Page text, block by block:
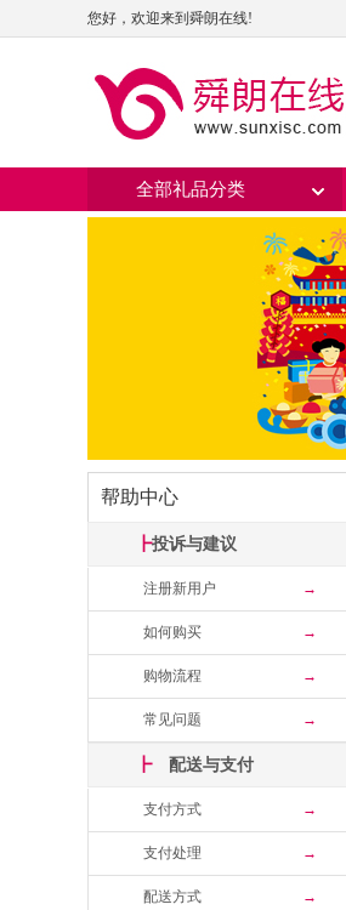
您好，欢迎来到舜朗在线!
全部礼品分类
帮助中心
┣投诉与建议
注册新用户 →
如何购买 →
购物流程 →
常见问题 →
┣配送与支付
支付方式 →
支付处理 →
配送方式 →